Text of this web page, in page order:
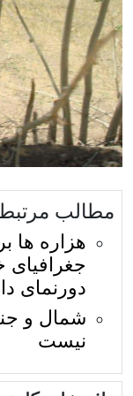
مطالب
هزاره ها
جغرافیای
دورنمای
شمال و
نیست